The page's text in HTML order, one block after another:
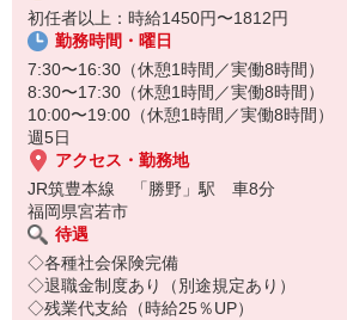
初任者以上：時給1450円〜1812円
勤務時間・曜日
7:30〜16:30（休憩1時間／実働8時間）
8:30〜17:30（休憩1時間／実働8時間）
10:00〜19:00（休憩1時間／実働8時間）
週5日
アクセス・勤務地
JR筑豊本線 「勝野」駅 車8分
福岡県宮若市
待遇
◇各種社会保険完備
◇退職金制度あり（別途規定あり）
◇残業代支給（時給25％UP）